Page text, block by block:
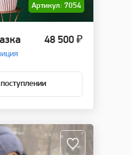
Артикул: 7054
48 500 ₽